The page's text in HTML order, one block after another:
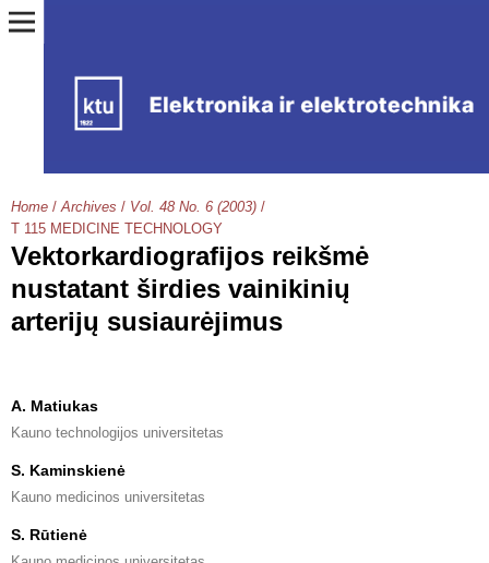
Home / Archives / Vol. 48 No. 6 (2003) /
T 115 MEDICINE TECHNOLOGY
Vektorkardiografijos reikšmė
nustatant širdies vainikinių
arterijų susiaurėjimus
A. Matiukas
Kauno technologijos universitetas
S. Kaminskienė
Kauno medicinos universitetas
S. Rūtienė